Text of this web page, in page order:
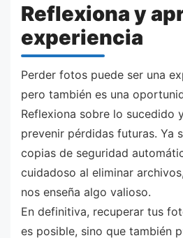
Reflexiona y
experiencia
Perder fotos puede ser una
pero también es una
Reflexiona sobre lo sucedido
prevenir pérdidas futuras. Ya
copias de seguridad
cuidadoso al eliminar
nos enseña algo valioso.
En definitiva, recuperar tus
es posible, sino que también